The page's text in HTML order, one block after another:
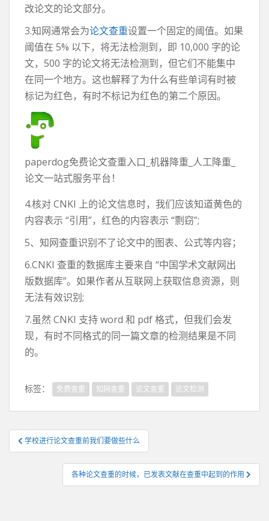
改论文的论文部分。
3.知网通常会为论文查重设置一个固定的阈值。如果
阈值在 5% 以下，将无法检测到，即 10,000 字的论
文，500 字的论文将无法检测到，但它们不能集中
在同一个地方。这也解释了为什么有些单词有时被
标记为红色，有时不标记为红色的第二个原因。
paperdog免费论文查重入口_机器降重_人工降重_
论文一站式服务平台！
4.核对 CNKI 上的论文信息时，我们应该知道黄色的
内容表示 “引用”，红色的内容表示 “剽窃”;
5、知网查重识别不了论文中的图表、公式等内容；
6.CNKI 查重的数据库主要来自 “中国学术文献网出
版数据库”。如果作者从互联网上获取信息资源，则
无法有效识别;
7.虽然 CNKI 支持 word 和 pdf 格式，但我们会发
现，有时不同格式的同一篇文章的检测结果是不同
的。
标签： 免费查重 知网查重 论文查重 论文检测
文
章
学校进行论文查重前我们要做些什么
各种论文查重的时候，已发表文献在查重中起到的作用